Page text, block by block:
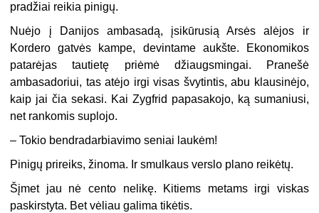
pradžiai reikia pinigų.
Nuėjo į Danijos ambasadą, įsikūrusią Arsės alėjos ir
Kordero gatvės kampe, devintame aukšte. Ekonomikos
patarėjas tautietę priėmė džiaugsmingai. Pranešė
ambasadoriui, tas atėjo irgi visas švytintis, abu klausinėjo,
kaip jai čia sekasi. Kai Zygfrid papasakojo, ką sumaniusi,
net rankomis suplojo.
– Tokio bendradarbiavimo seniai laukėm!
Pinigų prireiks, žinoma. Ir smulkaus verslo plano reikėtų.
Šįmet jau nė cento nelikę. Kitiems metams irgi viskas
paskirstyta. Bet vėliau galima tikėtis.